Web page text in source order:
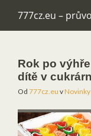
777cz.eu –
Rok po
dítě v
Od 777cz.eu v